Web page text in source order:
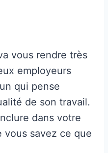
vous rendre très
employeurs
qui pense
de son travail.
dans votre
vous savez ce que